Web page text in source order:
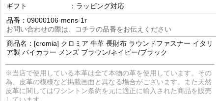
ギフト
：ラッピング対応
品番：09000106-mens-1r
お問い合わせの際は、コチラの品番をお伝えください
商品名：[cromia] クロミア 牛革 長財布 ラウンドファスナー イタリ
ア製 バイカラー メンズ ブラウン/ネイビー/ブラック
※当店で使用している本革は全て本物の革を使用しています。その
為、皮革の模様など掲載画面と異なる場合がございます。また天然
皮革に関してはワシントン条約を元に適正に輸入された商品を販売